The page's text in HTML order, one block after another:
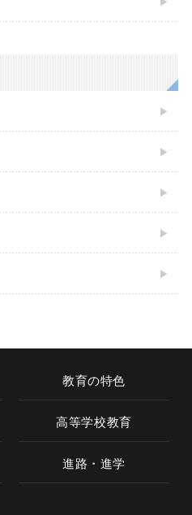
教育の特色
高等学校教育
進路・進学